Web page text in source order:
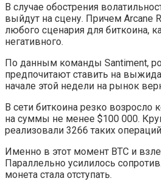
В случае обострения
выйдут на сцену. Причем Arcane
любого сценария для биткоина,
негативного.
По данным команды Santiment,
предпочитают ставить на
начале этой недели на рынок
В сети биткоина резко возросло
на суммы не менее $100 000.
реализовали 3266 таких
Именно в этот момент BTC и
Параллельно усилилось
монета стала отступать.